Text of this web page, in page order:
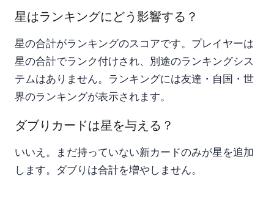
星はランキングにどう影響する？
星の合計がランキングのスコアです。プレイヤーは
星の合計でランク付けされ、別途のランキングシス
テムはありません。ランキングには友達・自国・世
界のランキングが表示されます。
ダブりカードは星を与える？
いいえ。まだ持っていない新カードのみが星を追加
します。ダブりは合計を増やしません。